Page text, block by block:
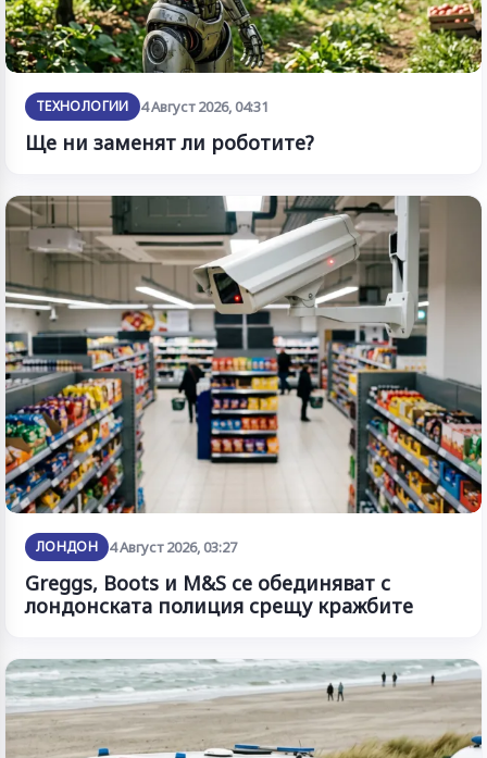
ТЕХНОЛОГИИ 4 Август 2026, 04:31
Ще ни заменят ли роботите?
ЛОНДОН 4 Август 2026, 03:27
Greggs, Boots и M&S се обединяват с
лондонската полиция срещу кражбите